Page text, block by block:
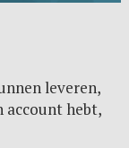
leveren,
account hebt,